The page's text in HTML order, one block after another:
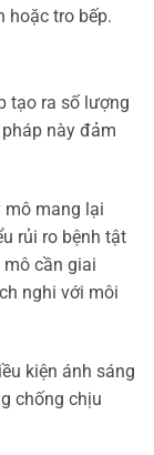
hoặc tro bếp.
tạo ra số lượng
này đảm
mô mang lại
rủi ro bệnh tật
cần giai
nghi với môi
kiện ánh sáng
chống chịu